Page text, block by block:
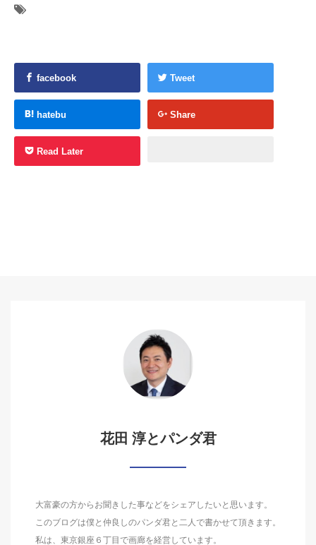
facebook Tweet
hatebu Share
Read Later
花田 淳とパンダ君
大富豪の方からお聞きした事などをシェアしたいと思います。
このブログは僕と仲良しのパンダ君と二人で書かせて頂きます。
私は、東京銀座６丁目で画廊を経営しています。